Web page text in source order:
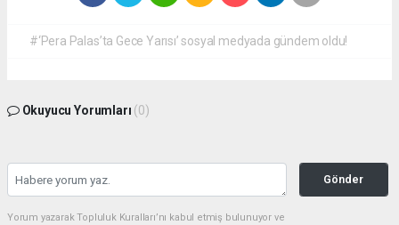
#‘Pera Palas’ta Gece Yarısı’ sosyal medyada gündem oldu!
Okuyucu Yorumları (0)
Gönder
Yorum yazarak Topluluk Kuralları’nı kabul etmiş bulunuyor ve